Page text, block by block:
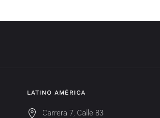
LATINO AMÉRICA
Carrera 7, Calle 83